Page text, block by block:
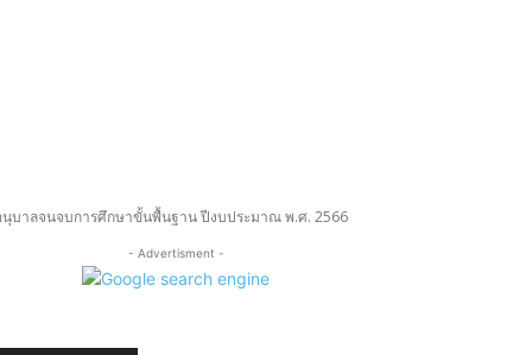
บาลจนจบการศึกษาขั้นพื้นฐาน ปีงบประมาณ พ.ศ. 2566
- Advertisment -